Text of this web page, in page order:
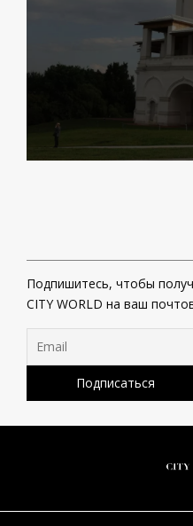
Подпишитесь, чтобы
CITY WORLD на ваш